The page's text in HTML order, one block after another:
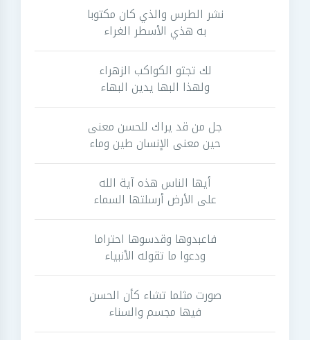
نشر الطرس والذي كان مكتوبا
به هذي الأسطر الغراء
لك تجثو الكواكب الزهراء
ولهذا البها يدين البهاء
جل من قد يراك للحسن معنى
حين معنى الإنسان طين وماء
أيها الناس هذه آية الله
على الأرض أرسلتها السماء
فاعبدوها وقدسوها احتراما
ودعوا ما تقوله الأنبياء
صورت مثلما تشاء كأن الحسن
فيها مجسم والسناء